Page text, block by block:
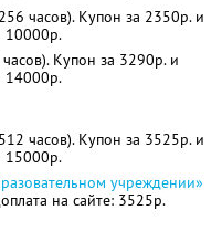
часов). Купон за 2350р. и
10000р.
Купон за 3290р. и
14000р.
часов). Купон за 3525р. и
15000р.
учреждении»
на сайте: 3525р.